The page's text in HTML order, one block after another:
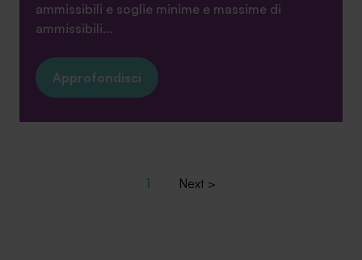
ammissibili e soglie minime e massime di
ammissibili...
Approfondisci
1 Next